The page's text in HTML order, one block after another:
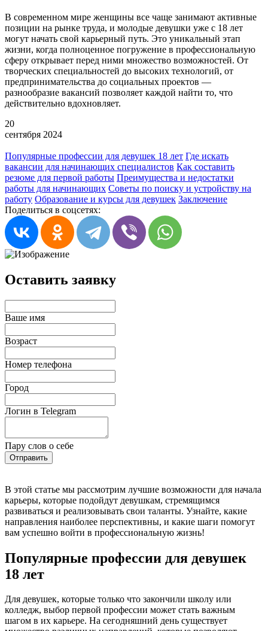
В современном мире женщины все чаще занимают активные
позиции на рынке труда, и молодые девушки уже с 18 лет
могут начать свой карьерный путь. Это уникальный этап
жизни, когда полноценное погружение в профессиональную
сферу открывает перед ними множество возможностей. От
творческих специальностей до высоких технологий, от
предпринимательства до социальных проектов —
разнообразие вакансий позволяет каждой найти то, что
действительно вдохновляет.
20
сентября 2024
Популярные профессии для девушек 18 лет Где искать
вакансии для начинающих специалистов Как составить
резюме для первой работы Преимущества и недостатки
работы для начинающих Советы по поиску и устройству на
работу Образование и курсы для девушек Заключение
Поделиться в соцсетях:
Оставить заявку
Ваше имя
Возраст
Номер телефона
Город
Логин в Telegram
Пару слов о себе
Отправить
В этой статье мы рассмотрим лучшие возможности для начала
карьеры, которые подойдут девушкам, стремящимся
развиваться и реализовывать свои таланты. Узнайте, какие
направления наиболее перспективны, и какие шаги помогут
вам успешно войти в профессиональную жизнь!
Популярные профессии для девушек
18 лет
Для девушек, которые только что закончили школу или
колледж, выбор первой профессии может стать важным
шагом в их карьере. На сегодняшний день существует